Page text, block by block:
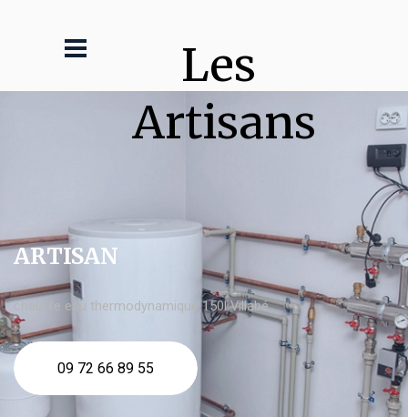
Les
Artisans
ARTISAN
chauffe eau thermodynamique 150l Villabé
09 72 66 89 55